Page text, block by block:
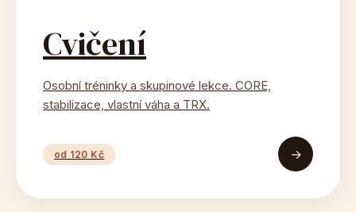
Cvičení
Osobní tréninky a skupinové lekce. CORE,
stabilizace, vlastní váha a TRX.
od 120 Kč →